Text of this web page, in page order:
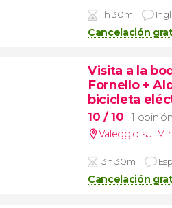
1h 30m
Cancelación
Visita a la
Fornello +
bicicleta
10 / 10
1 opinión
Valeggio sul
3h 30m
Cancelación